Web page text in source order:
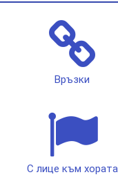
Връзки
С лице към хората